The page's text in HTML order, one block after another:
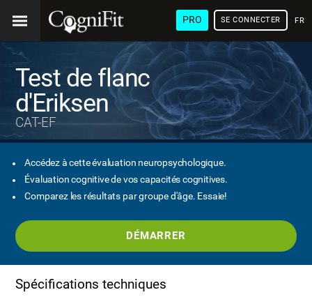
PRO SE CONNECTER
Test de flanc
d'Eriksen
CAT-EF
Accédez à cette évaluation neuropsychologique.
Évaluation cognitive de vos capacités cognitives.
Comparez les résultats par groupe d'âge. Essaie!
DÉMARRER
Spécifications techniques